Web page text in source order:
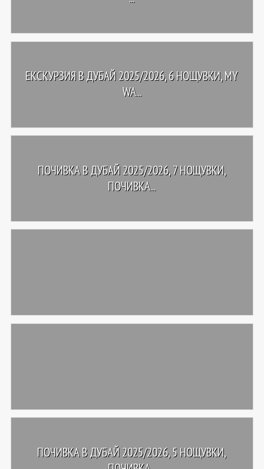
ЕКСКУРЗИЯ В ДУБАЙ 2025/2026, 6 НОЩУВКИ, MY
WA...
ПОЧИВКА В ДУБАЙ 2025/2026, 7 НОЩУВКИ,
ПОЧИВКА...
ПОЧИВКА В ДУБАЙ 2025/2026, 5 НОЩУВКИ,